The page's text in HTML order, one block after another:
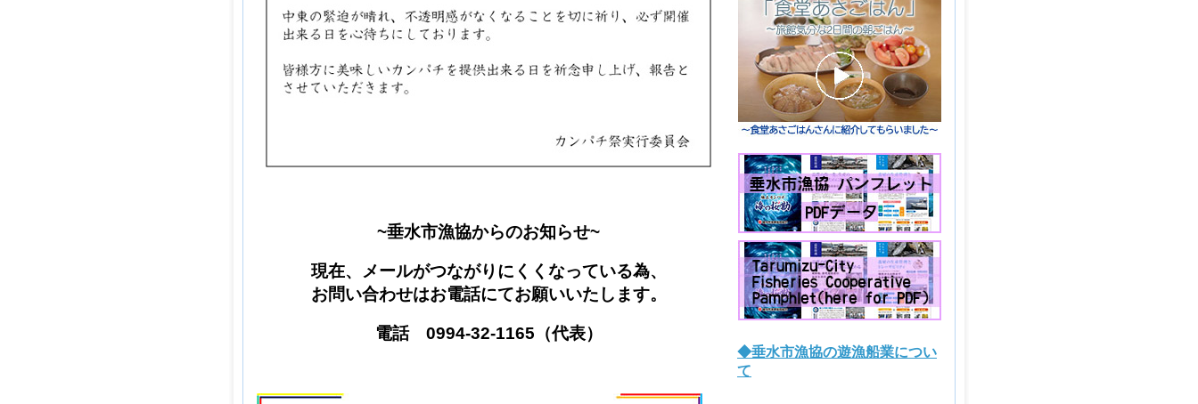
~垂水市漁協からのお知らせ~
現在、メールがつながりにくくなっている為、
お問い合わせはお電話にてお願いいたします。
電話 0994-32-1165（代表）
◆垂水市漁協の遊漁船業につい
て